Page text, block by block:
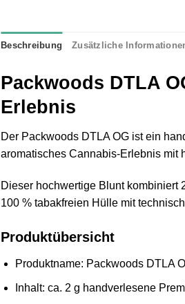
Beschreibung Zusätzliche
Packwoods DTLA
Erlebnis
Der Packwoods DTLA OG ist ein
aromatisches Cannabis-Erlebnis mit
Dieser hochwertige Blunt kombiniert
100 % tabakfreien Hülle mit
Produktübersicht
Produktname: Packwoods DTLA
Inhalt: ca. 2 g handverlesene